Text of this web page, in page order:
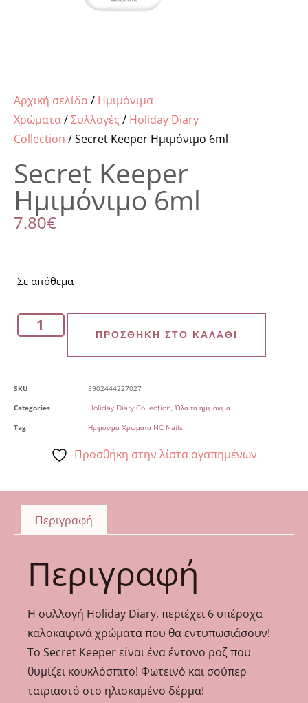
Αρχική σελίδα/ Ημιμόνιμα
Χρώματα/Συλλογές / Holiday Diary
Collection / Secret Keeper Ημιμόνιμο 6ml
Secret Keeper
Ημιμόνιμο 6ml
7.80€
Σε απόθεμα
ΠΡΟΣΘΉΚΗ ΣΤΟ ΚΑΛΆΘΙ
SKU
5902444227027
Categories
Holiday Diary Collection,Όλα τα ημιμόνιμα
Tag Ημιμόνιμα Χρώματα NC Nails
Προσθήκη στην λίστα αγαπημένων
Περιγραφή
Περιγραφή
Η συλλογή Holiday Diary, περιέχει 6 υπέροχα
καλοκαιρινά χρώματα που θα εντυπωσιάσουν!
Το Secret Keeper είναι ένα έντονο ροζ που
θυμίζει κουκλόσπιτο! Φωτεινό και σούπερ
ταιριαστό στο ηλιοκαμένο δέρμα!